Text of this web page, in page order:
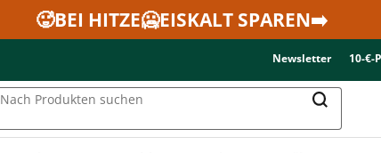
🥵BEI HITZE🥶EISKALT SPAREN➡️
Newsletter 10-€-
Nach Produkten suchen